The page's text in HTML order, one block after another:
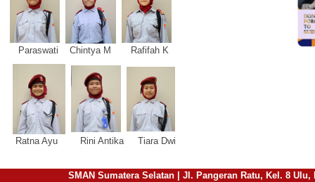
Paraswati Chintya M Rafifah K
Ratna Ayu Rini Antika Tiara Dwi
SMAN Sumatera Selatan | Jl. Pangeran Ratu, Kel. 8 Ulu,